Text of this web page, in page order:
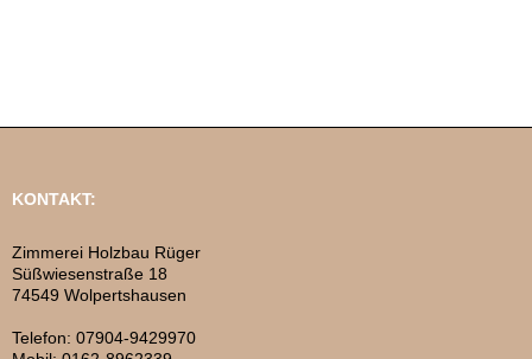
KONTAKT:
Zimmerei Holzbau Rüger
Süßwiesenstraße 18
74549 Wolpertshausen
Telefon: 07904-9429970